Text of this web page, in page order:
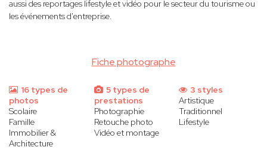
Fiche photographe
aussi des reportages lifestyle et vidéo pour le secteur du tourisme ou
les événements d'entreprise.
16 types de
photos
Scolaire
Famille
Immobilier &
Architecture
5 types de
prestations
Photographie
Retouche photo
Vidéo et montage
3 styles
Artistique
Traditionnel
Lifestyle